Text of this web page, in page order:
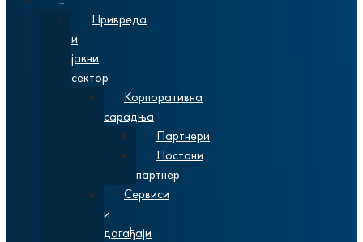
Привреда
и
јавни
сектор
Корпоративна
сарадња
Партнери
Постани
партнер
Сервиси
и
догађаји